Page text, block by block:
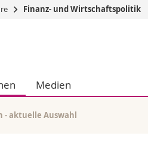
Fak.
Finanz- und Wirtschaftspolitik
Medien
- aktuelle Auswahl